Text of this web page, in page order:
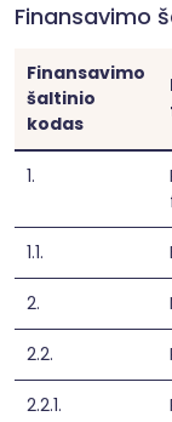
Finansavimo
Finansavimo
šaltinio
kodas
1.
1.1.
2.
2.2.
2.2.1.